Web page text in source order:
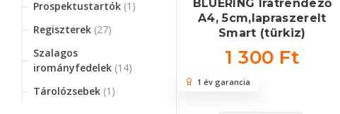
Prospektustartók (1)
Regiszterek (27)
Szalagos
irományfedelek (14)
Tárolózsebek (1)
BLUERING Iratrendező
A4, 5cm,lapraszerelt
Smart (türkiz)
1 300 Ft
1 év garancia